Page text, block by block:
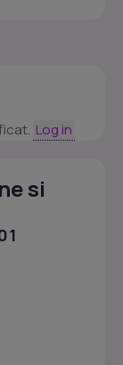
Log in
si